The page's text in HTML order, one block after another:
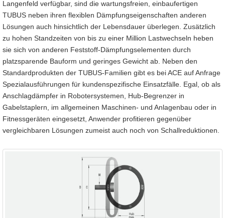
Langenfeld verfügbar, sind die wartungsfreien, einbaufertigen
TUBUS neben ihren flexiblen Dämpfungseigenschaften anderen
Lösungen auch hinsichtlich der Lebensdauer überlegen. Zusätzlich
zu hohen Standzeiten von bis zu einer Million Lastwechseln heben
sie sich von anderen Feststoff-Dämpfungselementen durch
platzsparende Bauform und geringes Gewicht ab. Neben den
Standardprodukten der TUBUS-Familien gibt es bei ACE auf Anfrage
Spezialausführungen für kundenspezifische Einsatzfälle. Egal, ob als
Anschlagdämpfer in Robotersystemen, Hub-Begrenzer in
Gabelstaplern, im allgemeinen Maschinen- und Anlagenbau oder in
Fitnessgeräten eingesetzt, Anwender profitieren gegenüber
vergleichbaren Lösungen zumeist auch noch von Schallreduktionen.